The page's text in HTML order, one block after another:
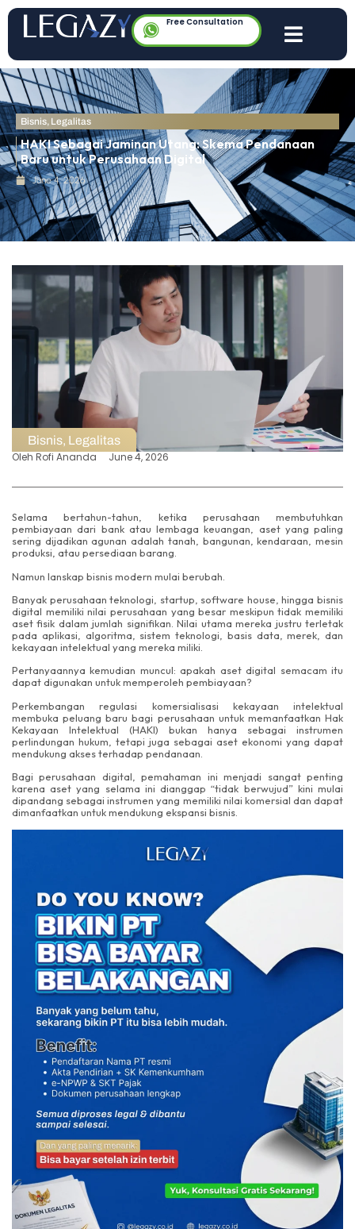
Free Consultation
Bisnis, Legalitas
HAKI Sebagai Jaminan Utang: Skema Pendanaan
Baru untuk Perusahaan Digital
June 4, 2026
Bisnis, Legalitas
Oleh Rofi Ananda June 4, 2026
Selama bertahun-tahun, ketika perusahaan membutuhkan
pembiayaan dari bank atau lembaga keuangan, aset yang paling
sering dijadikan agunan adalah tanah, bangunan, kendaraan, mesin
produksi, atau persediaan barang.
Namun lanskap bisnis modern mulai berubah.
Banyak perusahaan teknologi, startup, software house, hingga bisnis
digital memiliki nilai perusahaan yang besar meskipun tidak memiliki
aset fisik dalam jumlah signifikan. Nilai utama mereka justru terletak
pada aplikasi, algoritma, sistem teknologi, basis data, merek, dan
kekayaan intelektual yang mereka miliki.
Pertanyaannya kemudian muncul: apakah aset digital semacam itu
dapat digunakan untuk memperoleh pembiayaan?
Perkembangan regulasi komersialisasi kekayaan intelektual
membuka peluang baru bagi perusahaan untuk memanfaatkan Hak
Kekayaan Intelektual (HAKI) bukan hanya sebagai instrumen
perlindungan hukum, tetapi juga sebagai aset ekonomi yang dapat
mendukung akses terhadap pendanaan.
Bagi perusahaan digital, pemahaman ini menjadi sangat penting
karena aset yang selama ini dianggap “tidak berwujud” kini mulai
dipandang sebagai instrumen yang memiliki nilai komersial dan dapat
dimanfaatkan untuk mendukung ekspansi bisnis.